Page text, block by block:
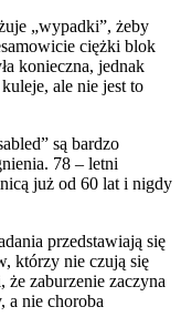
„wypadki”, żeby
ciężki blok
konieczna, jednak
ale nie jest to
są bardzo
78 – letni
już od 60 lat i nigdy
przedstawiają się
którzy nie czują się
zaburzenie zaczyna
a nie choroba